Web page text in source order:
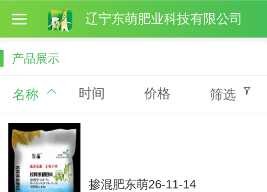
辽宁东萌肥业科技有限公司
产品展示
名称 时间 价格 筛选
掺混肥东萌26-11-14